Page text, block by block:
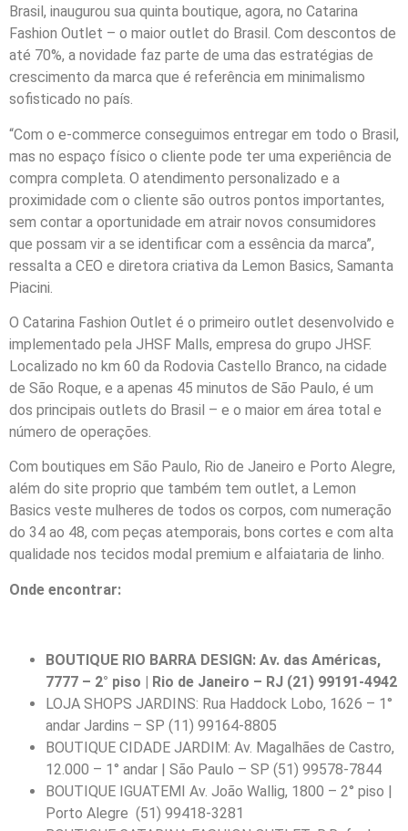
Brasil, inaugurou sua quinta boutique, agora, no Catarina
Fashion Outlet – o maior outlet do Brasil. Com descontos de
até 70%, a novidade faz parte de uma das estratégias de
crescimento da marca que é referência em minimalismo
sofisticado no país.
“Com o e-commerce conseguimos entregar em todo o Brasil,
mas no espaço físico o cliente pode ter uma experiência de
compra completa. O atendimento personalizado e a
proximidade com o cliente são outros pontos importantes,
sem contar a oportunidade em atrair novos consumidores
que possam vir a se identificar com a essência da marca”,
ressalta a CEO e diretora criativa da Lemon Basics, Samanta
Piacini.
O Catarina Fashion Outlet é o primeiro outlet desenvolvido e
implementado pela JHSF Malls, empresa do grupo JHSF.
Localizado no km 60 da Rodovia Castello Branco, na cidade
de São Roque, e a apenas 45 minutos de São Paulo, é um
dos principais outlets do Brasil – e o maior em área total e
número de operações.
Com boutiques em São Paulo, Rio de Janeiro e Porto Alegre,
além do site proprio que também tem outlet, a Lemon
Basics veste mulheres de todos os corpos, com numeração
do 34 ao 48, com peças atemporais, bons cortes e com alta
qualidade nos tecidos modal premium e alfaiataria de linho.
Onde encontrar:
BOUTIQUE RIO BARRA DESIGN: Av. das Américas,
7777 – 2° piso | Rio de Janeiro – RJ (21) 99191-4942
LOJA SHOPS JARDINS: Rua Haddock Lobo, 1626 – 1°
andar Jardins – SP (11) 99164-8805
BOUTIQUE CIDADE JARDIM: Av. Magalhães de Castro,
12.000 – 1° andar | São Paulo – SP (51) 99578-7844
BOUTIQUE IGUATEMI Av. João Wallig, 1800 – 2° piso |
Porto Alegre (51) 99418-3281